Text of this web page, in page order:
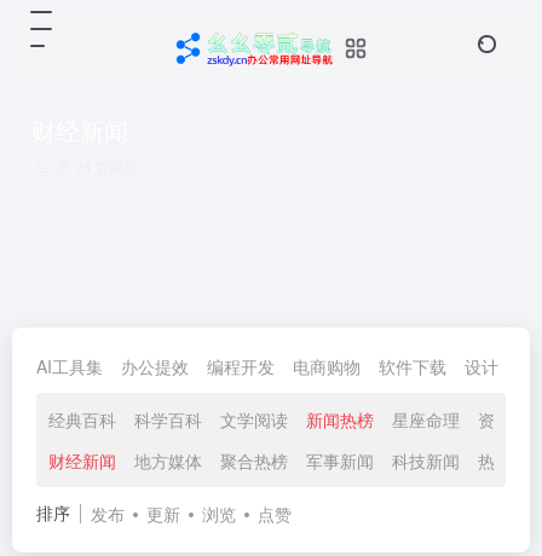
AI工具集 办公提效 编程开发 电商购物 软件下载 设计
经典百科 科学百科 文学阅读 新闻热榜 星座命理
资讯动
财经新闻
地方媒体 聚合热榜 军事新闻 科技新闻 热搜榜
排序 发布 更新 浏览 点赞